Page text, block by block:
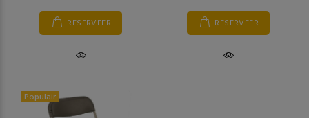
RESERVEER RESERVEER
Populair